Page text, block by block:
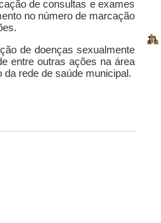
de consultas e exames
no número de marcação
de doenças sexualmente
entre outras ações na área
rede de saúde municipal.